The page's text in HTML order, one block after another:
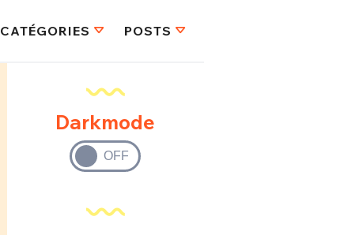
CATÉGORIES POSTS
Darkmode